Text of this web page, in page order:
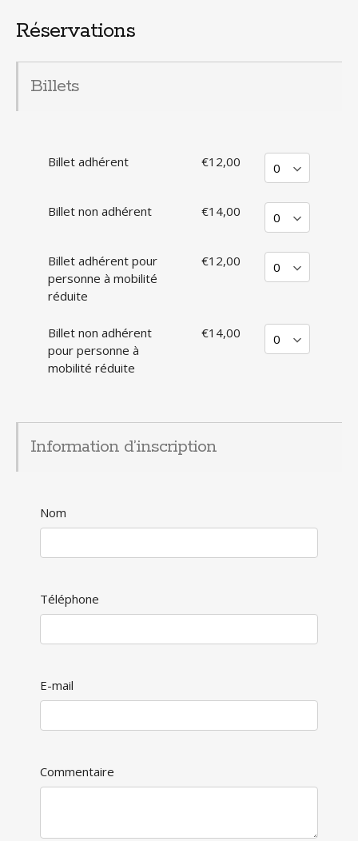
Réservations
Billets
Billet adhérent €12,00
Billet non adhérent €14,00
Billet adhérent pour
personne à mobilité
réduite
€12,00
Billet non adhérent
pour personne à
mobilité réduite
€14,00
Information d’inscription
Nom
Téléphone
E-mail
Commentaire